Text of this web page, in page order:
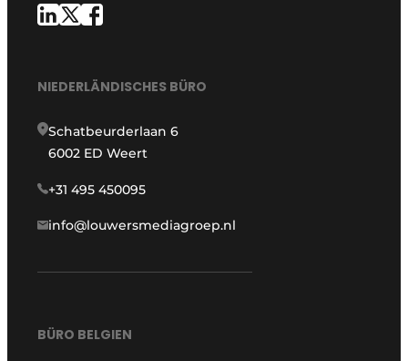
NIEDERLÄNDISCHES BÜRO
Schatbeurderlaan 6
6002 ED Weert
+31 495 450095
info@louwersmediagroep.nl
BÜRO BELGIEN